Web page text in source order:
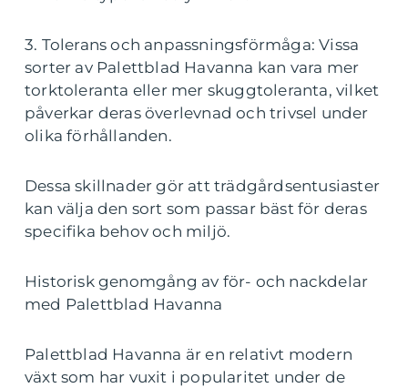
3. Tolerans och anpassningsförmåga: Vissa
sorter av Palettblad Havanna kan vara mer
torktoleranta eller mer skuggtoleranta, vilket
påverkar deras överlevnad och trivsel under
olika förhållanden.
Dessa skillnader gör att trädgårdsentusiaster
kan välja den sort som passar bäst för deras
specifika behov och miljö.
Historisk genomgång av för- och nackdelar
med Palettblad Havanna
Palettblad Havanna är en relativt modern
växt som har vuxit i popularitet under de